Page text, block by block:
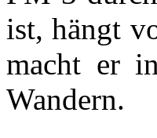
ist, hängt
macht er
Wandern.